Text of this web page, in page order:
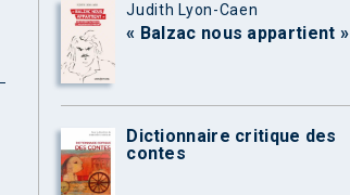
Judith Lyon-Caen
« Balzac nous appartient »
Dictionnaire critique des
contes